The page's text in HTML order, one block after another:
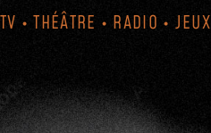
• THÉÂTRE • RADIO • JEUX